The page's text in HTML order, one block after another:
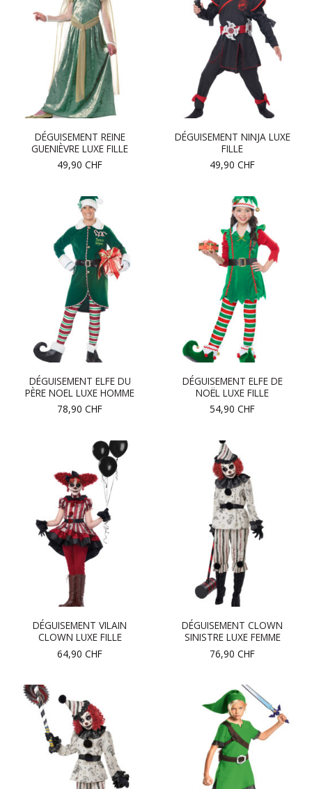
DÉGUISEMENT REINE
GUENIÈVRE LUXE FILLE
49,90 CHF
DÉGUISEMENT NINJA LUXE
FILLE
49,90 CHF
DÉGUISEMENT ELFE DU
PÈRE NOEL LUXE HOMME
78,90 CHF
DÉGUISEMENT ELFE DE
NOËL LUXE FILLE
54,90 CHF
DÉGUISEMENT VILAIN
CLOWN LUXE FILLE
64,90 CHF
DÉGUISEMENT CLOWN
SINISTRE LUXE FEMME
76,90 CHF